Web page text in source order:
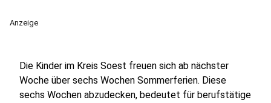
Anzeige
Die Kinder im Kreis Soest freuen sich ab nächster
Woche über sechs Wochen Sommerferien. Diese
sechs Wochen abzudecken, bedeutet für berufstätige